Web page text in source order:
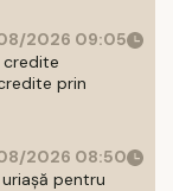
2026 09:05
credite
prin
2026 08:50
pentru